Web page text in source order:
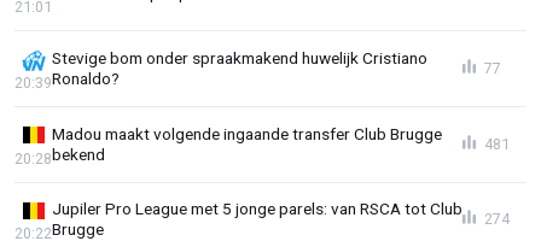
21:01
Stevige bom onder spraakmakend huwelijk Cristiano
Ronaldo?
20:39
77
Madou maakt volgende ingaande transfer Club Brugge
bekend
20:28
481
Jupiler Pro League met 5 jonge parels: van RSCA tot Club
Brugge
20:22
274